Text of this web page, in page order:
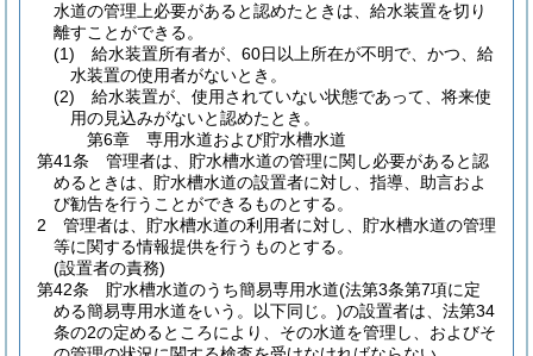
水道の管理上必要があると認めたときは、給水装置を切り
離すことができる。
(1)
給水装置所有者が、60日以上所在が不明で、かつ、給
水装置の使用者がないとき。
(2)
給水装置が、使用されていない状態であって、将来使
用の見込みがないと認めたとき。
第6章
専用水道および貯水槽水道
第41条
管理者は、貯水槽水道の管理に関し必要があると認
めるときは、貯水槽水道の設置者に対し、指導、助言およ
び勧告を行うことができるものとする。
2
管理者は、貯水槽水道の利用者に対し、貯水槽水道の管理
等に関する情報提供を行うものとする。
(設置者の責務)
第42条
貯水槽水道のうち簡易専用水道(法第3条第7項に定
める簡易専用水道をいう。以下同じ。)の設置者は、法第34
条の2の定めるところにより、その水道を管理し、およびそ